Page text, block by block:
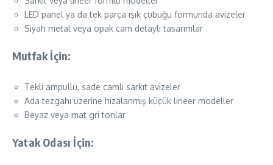
LED panel ya da tek parça ışık çubuğu formunda avizeler
Siyah metal veya opak cam detaylı tasarımlar
Mutfak İçin:
Tekli ampullü, sade camlı sarkıt avizeler
Ada tezgahı üzerine hizalanmış küçük lineer modeller
Beyaz veya mat gri tonlar
Yatak Odası İçin: